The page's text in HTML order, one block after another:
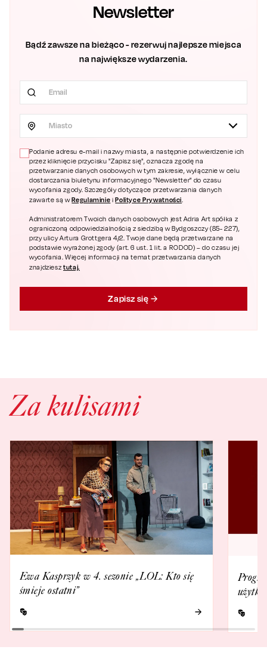
Newsletter
Bądź zawsze na bieżąco - rezerwuj najlepsze miejsca
na największe wydarzenia.
Miasto
Podanie adresu e-mail i nazwy miasta, a następnie potwierdzenie ich
przez kliknięcie przycisku "Zapisz się", oznacza zgodę na
przetwarzanie danych osobowych w tym zakresie, wyłącznie w celu
dostarczania biuletynu informacyjnego "Newsletter" do czasu
wycofania zgody. Szczegóły dotyczące przetwarzania danych
zawarte są wRegulaminie iPolityce Prywatności.
Administratorem Twoich danych osobowych jest Adria Art spółka z
ograniczoną odpowiedzialnością z siedzibą w Bydgoszczy (85- 227),
przy ulicy Artura Grottgera 4/2. Twoje dane będą przetwarzane na
podstawie wyrażonej zgody (art. 6 ust. 1 lit. a RODOD) – do czasu jej
wycofania. Więcej informacji na temat przetwarzania danych
znajdziesztutaj.
Zapisz się
Za kulisami
Ewa Kasprzyk w 4. sezonie „LOL: Kto się
śmieje ostatni”